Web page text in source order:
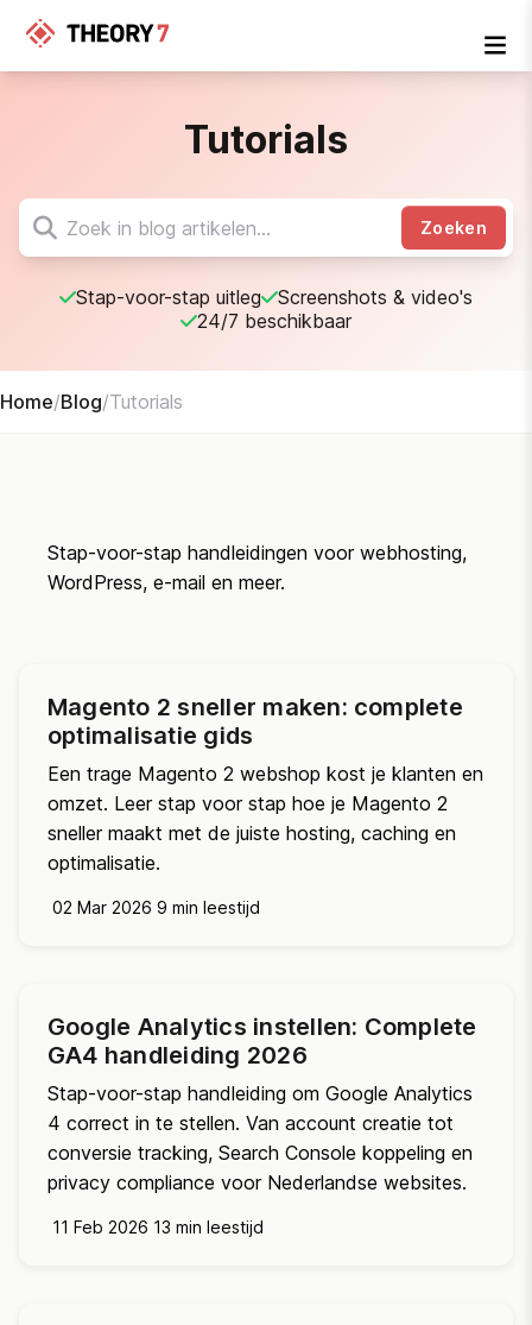
Tutorials
Zoeken
Stap-voor-stap uitleg
Screenshots & video's
24/7 beschikbaar
Home/Blog/Tutorials
Stap-voor-stap handleidingen voor webhosting,
WordPress, e-mail en meer.
Magento 2 sneller maken: complete
optimalisatie gids
Een trage Magento 2 webshop kost je klanten en
omzet. Leer stap voor stap hoe je Magento 2
sneller maakt met de juiste hosting, caching en
optimalisatie.
02 Mar 2026 9 min leestijd
Google Analytics instellen: Complete
GA4 handleiding 2026
Stap-voor-stap handleiding om Google Analytics
4 correct in te stellen. Van account creatie tot
conversie tracking, Search Console koppeling en
privacy compliance voor Nederlandse websites.
11 Feb 2026 13 min leestijd